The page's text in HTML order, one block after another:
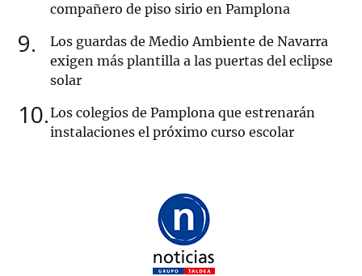
compañero de piso sirio en Pamplona
9
Los guardas de Medio Ambiente de Navarra
exigen más plantilla a las puertas del eclipse
solar
10 Los colegios de Pamplona que estrenarán
instalaciones el próximo curso escolar